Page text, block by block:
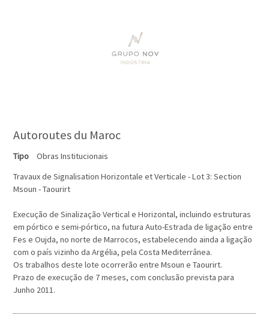
Autoroutes du Maroc
Tipo
Obras Institucionais
Travaux de Signalisation Horizontale et Verticale - Lot 3: Section
Msoun - Taourirt
Execução de Sinalização Vertical e Horizontal, incluindo estruturas
em pórtico e semi-pórtico, na futura Auto-Estrada de ligação entre
Fes e Oujda, no norte de Marrocos, estabelecendo ainda a ligação
com o país vizinho da Argélia, pela Costa Mediterrânea.
Os trabalhos deste lote ocorrerão entre Msoun e Taourirt.
Prazo de execução de 7 meses, com conclusão prevista para
Junho 2011.